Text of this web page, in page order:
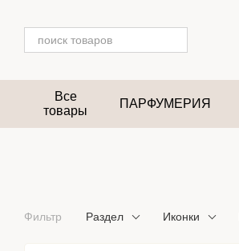
Все
товары
ПАРФУМЕРИЯ
Фильтр Раздел Иконки